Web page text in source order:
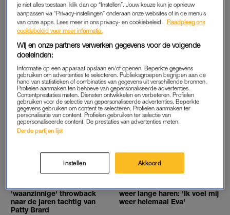
ADVERTORIAL
Dankzij dit hightech product
kregen LINDA.lezers frissere
en schonere tanden
HEFTIG
Patrick Martens vluchtte in
drugs en ontsnapte aan de
LEKKER LOEREN
Suzan en Freek delen foto's
van hun maandenlange reis:
'Ons avontuur zit er bijna op'
Miljuschka Witzenhausen
maakt dé snack voor
pakjesavond: 'De sintamon
rolls'
ADVERTORIAL
Jolanda reisde naar een
afgelegen eiland voor de
kwamen aan, onze koffers
LEKKER LOEREN
Liefde spat er vanaf: Dave
Kuipers
LEKKER LOEREN
'waanzinnige' throwback
naar de jaren tachtig van
Patty Brard
LEKKER LOEREN
weer lange haren: 'Ik voel mij
weer helemaal Eva'
je niet alles toestaan, klik dan op “Instellen”. Jouw keuze kun je opnieuw
aanpassen via “Privacy-instellingen” onderaan onze websites of in de menu’s
van onze apps. Lees meer in ons privacy- en cookiebeleid.
Raadpleeg ons
cookiebeleid voor meer informatie.
Wij en onze partners verwerken gegevens voor de volgende
doeleinden:
Informatie op een apparaat opslaan en/of openen. Beperkte gegevens
gebruiken om advertenties te selecteren. Publieksgroepen begrijpen aan de
hand van statistieken of combinaties van gegevens uit verschillende bronnen.
Profielen aanmaken ten behoeve van gepersonaliseerde advertenties.
Contentprestaties meten. Diensten ontwikkelen en verbeteren. Profielen
gebruiken voor de selectie van gepersonaliseerde advertenties. Beperkte
gegevens gebruiken om content te selecteren. Profielen aanmaken ter
personalisatie van content. Profielen gebruiken ter selectie van
gepersonaliseerde content. De prestaties van advertenties meten.
Derde partijen lijst
Instellen Akkoord